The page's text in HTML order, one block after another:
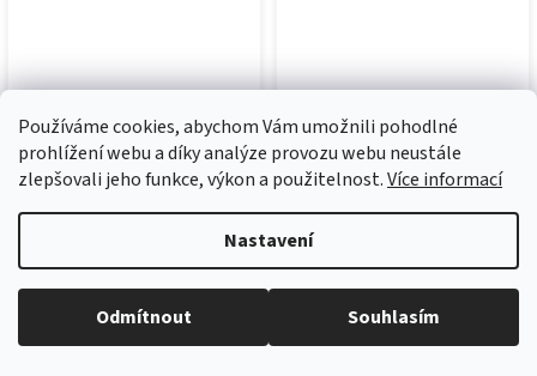
Používáme cookies, abychom Vám umožnili pohodlné
prohlížení webu a díky analýze provozu webu neustále
zlepšovali jeho funkce, výkon a použitelnost.Více informací
Nastavení
Odmítnout Souhlasím
799 Kč –37 %
Verk 11256 Gola sada - 46
dílů
497 Kč
Do košíku
899 Kč –15 %
Malatec 18788
Bezdrátový zvonek IP44,
1x přijímač , 1x ovladač,
150 m černý
Skladem
759 Kč
Do košíku